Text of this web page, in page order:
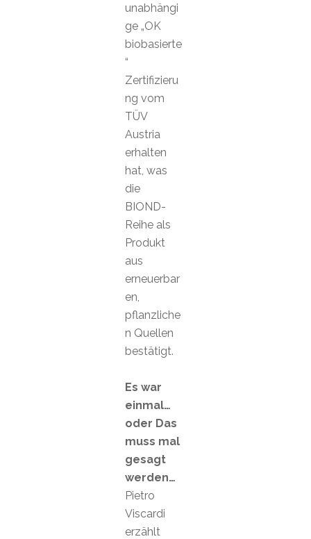
unabhängi
ge „OK
biobasierte
“
Zertifizieru
ng vom
TÜV
Austria
erhalten
hat, was
die
BIOND-
Reihe als
Produkt
aus
erneuerbar
en,
pflanzliche
n Quellen
bestätigt.
Es war
einmal…
oder Das
muss mal
gesagt
werden…
Pietro
Viscardi
erzählt